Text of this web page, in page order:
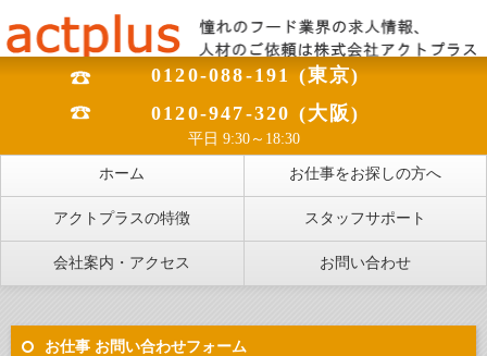
0120-088-191 (東京)
0120-947-320 (大阪)
平日 9:30～18:30
ホーム お仕事をお探しの方へ
アクトプラスの特徴 スタッフサポート
会社案内・アクセス お問い合わせ
お仕事 お問い合わせフォーム